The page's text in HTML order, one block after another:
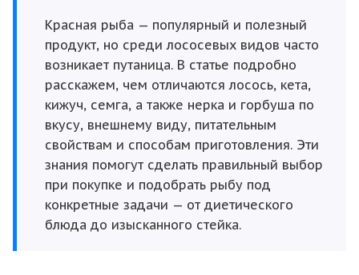
Красная рыба — популярный и полезный
продукт, но среди лососевых видов часто
возникает путаница. В статье подробно
расскажем, чем отличаются лосось, кета,
кижуч, семга, а также нерка и горбуша по
вкусу, внешнему виду, питательным
свойствам и способам приготовления. Эти
знания помогут сделать правильный выбор
при покупке и подобрать рыбу под
конкретные задачи — от диетического
блюда до изысканного стейка.